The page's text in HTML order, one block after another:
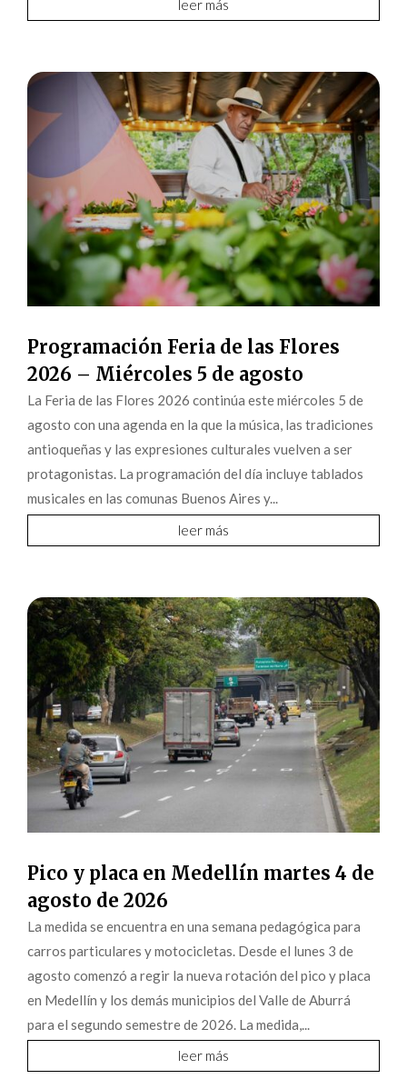
leer más
Programación Feria de las Flores
2026 – Miércoles 5 de agosto
La Feria de las Flores 2026 continúa este miércoles 5 de
agosto con una agenda en la que la música, las tradiciones
antioqueñas y las expresiones culturales vuelven a ser
protagonistas. La programación del día incluye tablados
musicales en las comunas Buenos Aires y...
leer más
Pico y placa en Medellín martes 4 de
agosto de 2026
La medida se encuentra en una semana pedagógica para
carros particulares y motocicletas. Desde el lunes 3 de
agosto comenzó a regir la nueva rotación del pico y placa
en Medellín y los demás municipios del Valle de Aburrá
para el segundo semestre de 2026. La medida,...
leer más